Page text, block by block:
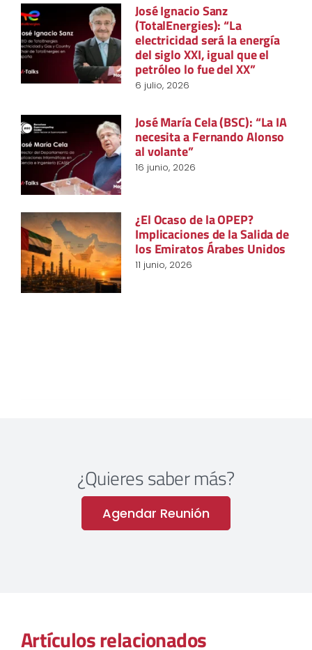
José Ignacio Sanz
(TotalEnergies): “La
electricidad será la energía
del siglo XXI, igual que el
petróleo lo fue del XX”
6 julio, 2026
José María Cela (BSC): “La IA
necesita a Fernando Alonso
al volante”
16 junio, 2026
¿El Ocaso de la OPEP?
Implicaciones de la Salida de
los Emiratos Árabes Unidos
11 junio, 2026
¿Quieres saber más?
Agendar Reunión
Artículos relacionados